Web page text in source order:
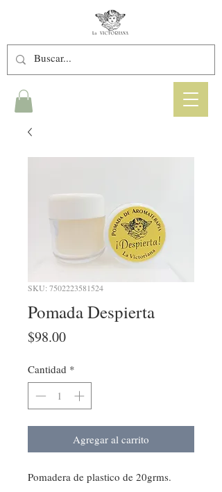
SKU: 7502223581524
Pomada Despierta
$98.00Precio
Cantidad *
Agregar al carrito
Pomadera de plastico de 20grms.